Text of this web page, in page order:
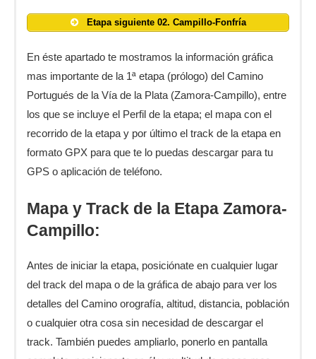
Etapa siguiente 02. Campillo-Fonfría
En éste apartado te mostramos la información gráfica
mas importante de la 1ª etapa (prólogo) del Camino
Portugués de la Vía de la Plata (Zamora-Campillo), entre
los que se incluye el Perfil de la etapa; el mapa con el
recorrido de la etapa y por último el track de la etapa en
formato GPX para que te lo puedas descargar para tu
GPS o aplicación de teléfono.
Mapa y Track de la Etapa Zamora-
Campillo:
Antes de iniciar la etapa, posiciónate en cualquier lugar
del track del mapa o de la gráfica de abajo para ver los
detalles del Camino orografía, altitud, distancia, población
o cualquier otra cosa sin necesidad de descargar el
track. También puedes ampliarlo, ponerlo en pantalla